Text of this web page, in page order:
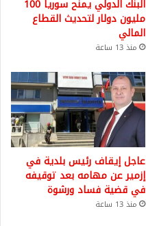
البنك الدولي يمنح سوريا 100
مليون دولار لتحديث القطاع
المالي
منذ 13 ساعة
عاجل إيقاف رئيس بلدية في
إزمير عن مهامه بعد توقيفه
في قضية فساد ورشوة
منذ 13 ساعة